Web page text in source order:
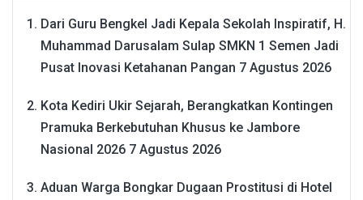
Dari Guru Bengkel Jadi Kepala Sekolah Inspiratif, H.
Muhammad Darusalam Sulap SMKN 1 Semen Jadi
Pusat Inovasi Ketahanan Pangan 7 Agustus 2026
Kota Kediri Ukir Sejarah, Berangkatkan Kontingen
Pramuka Berkebutuhan Khusus ke Jambore
Nasional 2026 7 Agustus 2026
Aduan Warga Bongkar Dugaan Prostitusi di Hotel